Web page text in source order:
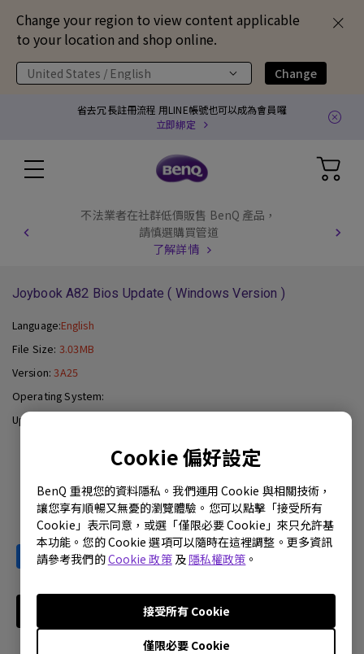
Change your region to view content applicable
to your location and shop online.
United States / English Change
Cookie 偏好設定
BenQ 重視您的資料隱私。我們運用 Cookie 與相關技術，
讓您享有順暢又無憂的瀏覽體驗。您可以點擊「接受所有
Cookie」表示同意，或選「僅限必要 Cookie」來只允許基
本功能。您的 Cookie 選項可以隨時在這裡調整。更多資訊
請參考我們的Cookie 政策及 隱私權政策 。
僅限必要 Cookie
接受所有 Cookie
省去冗長註冊流程 用LINE帳號也可以成為會員囉
立即綁定
不法業者在社群低價販售 BenQ 產品，
請慎選購買管道
了解詳情
Joybook A82 Bios Update ( Windows Version )
Language:English
File Size:3.03MB
Version:3A25
Operating System:
Update:
Download